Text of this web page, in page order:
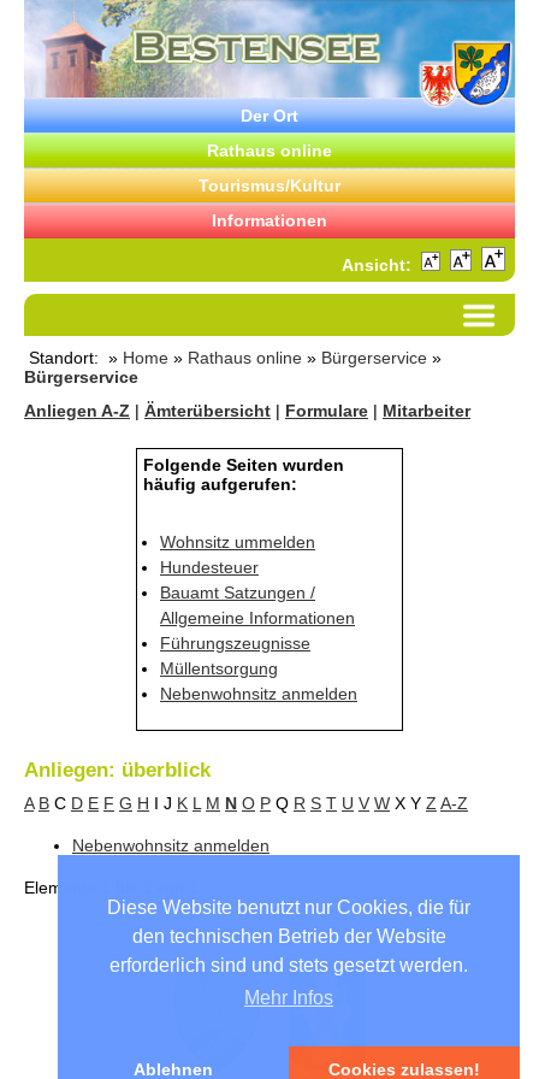
Diese Website benutzt nur Cookies, die für
den technischen Betrieb der Website
erforderlich sind und stets gesetzt werden.
Mehr Infos
Ablehnen Cookies zulassen!
Der Ort
Rathaus online
Tourismus/Kultur
Informationen
Ansicht:
Standort: » Home » Rathaus online » Bürgerservice »
Bürgerservice
Anliegen A-Z | Ämterübersicht | Formulare | Mitarbeiter
Folgende Seiten wurden
häufig aufgerufen:
Wohnsitz ummelden
Hundesteuer
Bauamt Satzungen /
Allgemeine Informationen
Führungszeugnisse
Müllentsorgung
Nebenwohnsitz anmelden
Anliegen: überblick
A B C D E F G H I J K L M N O P Q R S T U V W X Y Z A-Z
Nebenwohnsitz anmelden
Elemente
Unsere Partnergemeinden